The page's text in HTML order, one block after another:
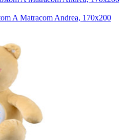
A Matracom Andrea, 170x200